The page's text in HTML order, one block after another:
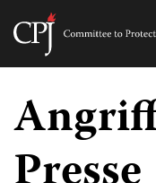
Skip
content